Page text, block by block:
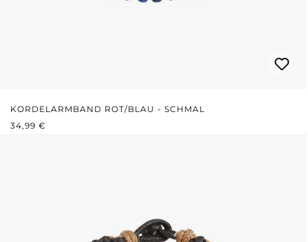
KORDELARMBAND ROT/BLAU - SCHMAL
REGULÄRER PREIS:
34,99 €